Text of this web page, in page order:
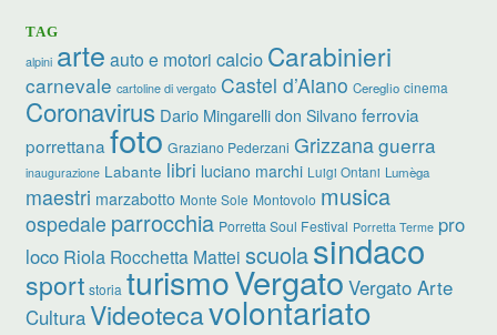
TAG
alpini arte auto e motori calcio Carabinieri
carnevale cartoline di vergato Castel d’Aiano Cereglio cinema
Coronavirus Dario Mingarelli don Silvano ferrovia
porrettana foto Graziano Pederzani Grizzanaguerra
inaugurazione Labante libri luciano marchi Luigi Ontani Lumèga
maestri marzabotto Monte Sole Montovolo musica
ospedale parrocchia Porretta Soul Festival Porretta Terme pro
loco Riola Rocchetta Mattei scuolasindaco
sport storia turismoVergato Vergato Arte
CulturaVideotecavolontariato